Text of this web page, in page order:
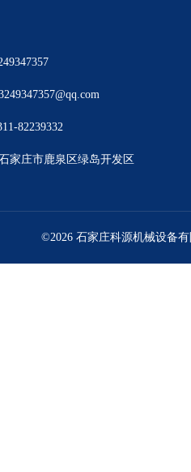
82239332
家庄市鹿泉区绿岛开发区
©2026 石家庄科源机械设备